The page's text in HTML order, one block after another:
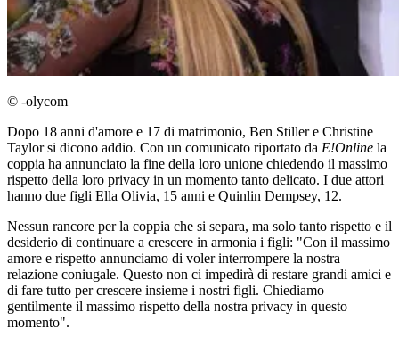
© -olycom
Dopo 18 anni d'amore e 17 di matrimonio, Ben Stiller e Christine
Taylor si dicono addio. Con un comunicato riportato da E!Online la
coppia ha annunciato la fine della loro unione chiedendo il massimo
rispetto della loro privacy in un momento tanto delicato. I due attori
hanno due figli Ella Olivia, 15 anni e Quinlin Dempsey, 12.
Nessun rancore per la coppia che si separa, ma solo tanto rispetto e il
desiderio di continuare a crescere in armonia i figli: "Con il massimo
amore e rispetto annunciamo di voler interrompere la nostra
relazione coniugale. Questo non ci impedirà di restare grandi amici e
di fare tutto per crescere insieme i nostri figli. Chiediamo
gentilmente il massimo rispetto della nostra privacy in questo
momento".